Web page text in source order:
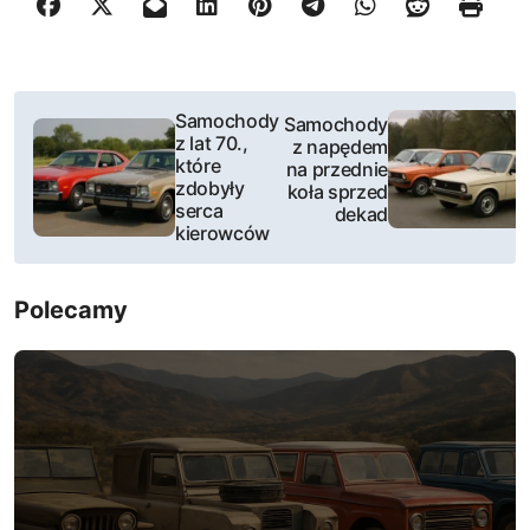
N
w
i
g
a
c
j
a
Samochody
z lat 70.,
które
zdobyły
serca
kierowców
Samochody
z napędem
na przednie
koła sprzed
dekad
Polecamy